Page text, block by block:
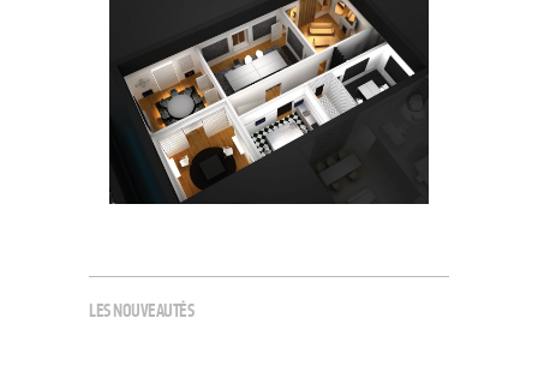
LES NOUVEAUTÉS